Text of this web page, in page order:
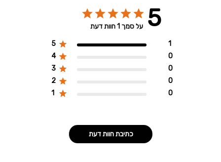
5 על סמך 1 חוות דעת
5
1
4
0
3
0
2
0
1
0
כתיבת חוות דעת